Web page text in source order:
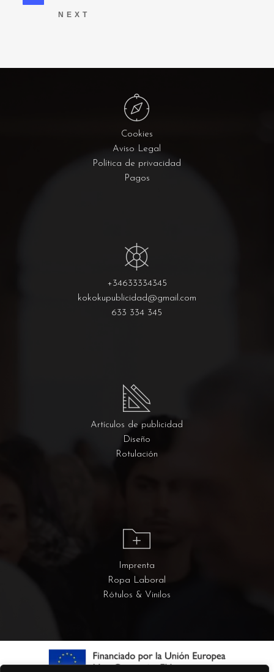
NEXT
Cookies
Aviso Legal
Política de privacidad
Pagos
+34633334345
kokokupublicidad@gmail.com
633 334 345
Artículos de publicidad
Diseño
Rotulación
Imprenta
Ropa Laboral
Rótulos & Vinilos